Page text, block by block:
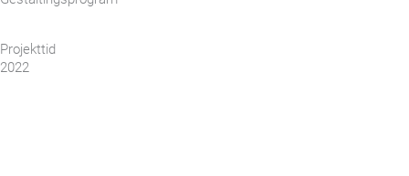
Projekttid
2022